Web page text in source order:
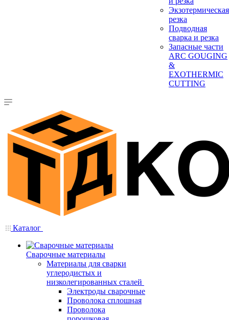
Экзотермическая
резка
Подводная
сварка и резка
Запасные части
ARC GOUGING
&
EXOTHERMIC
CUTTING
Каталог
Сварочные материалы
Материалы для сварки
углеродистых и
низколегированных сталей
Электроды сварочные
Проволока сплошная
Проволока